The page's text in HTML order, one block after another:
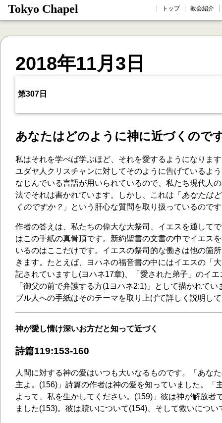
Tokyo Chapel トップ 教会紹介
2018年11月3日
第307日
あなたはどのように神に近づくので
私はそれを学べば学ぶほど、それを愛するようになりま
ユダヤ人クリスチャンに対してそのように告げているよ
なじんでいる言語が用いられているので、私たち現代人
法でそれは書かれています。しかし、これは「 あなたは
くのですか？ 」という肝心な質問を取り扱っているので
作者の答えは、私たちの偉大な大祭司、イエスを通して
はこの手紙の真骨頂です。新約聖書の文書の中でイエス
いるのはここだけです。イエスの祭司的な働きは他の箇
きます。たとえば、ヨハネの福音書の中にはイエスの「
記されていますし(ヨハネ17章)、「愛された弟子」のイ
「御父の前で弁護する方(1ヨハネ2:1)」として描かれて
ブル人への手紙はそのテーマを取り上げて詳しく説明し
神が愛し情け深いお方だと知って近づく
詩篇119:153-160
人間に対する神の愛はいつも大いなるものです。「あな
主よ。(156)」詩篇の作者は神の愛を知っていました。「
よって、私を生かしてください。(159)」彼は神が解放者
ました(153)。彼は贖いについて(154)、そして救いについ